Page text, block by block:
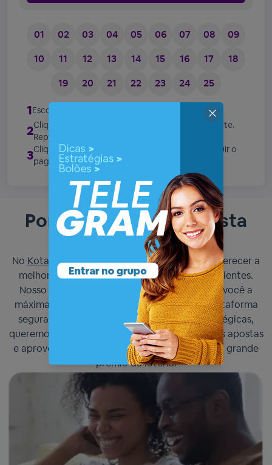
01 02 03 04 05 06 07 08
09
10
11 12 13 14 15 16 17
18
19
20 21 22 23 24 25
1Escolha seus números no quadro ao lado.
2Clique em "Incluir Aposta" para reservar seu palpite.
Repita estas 2 etapas quantas vezes quiser.
3Clique em "Finalizar Aposta" e pronto! É só concluir o
pagamento e aguardar o sorteio.
Por que fazer uma aposta
com o Kotas Plus?
No Kotas Plus, estamos comprometidos em oferecer a
melhor experiência de apostas para nossos clientes.
Nosso 'Crie Seu Jogo' é projetado para dar a você a
máxima flexibilidade e diversão. Com uma plataforma
segura, fácil de usar e cheia de opções estratégicas,
queremos que você se sinta no controle de suas apostas
e aproveite cada momento dessa jornada pelo grande
prêmio da loteria.